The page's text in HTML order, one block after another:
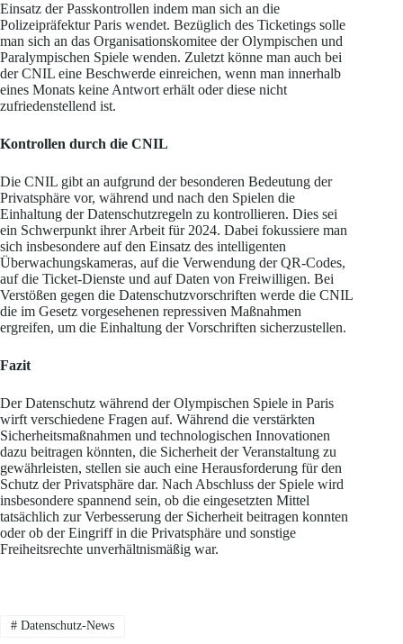
Einsatz der Passkontrollen indem man sich an die
Polizeipräfektur Paris wendet. Bezüglich des Ticketings solle
man sich an das Organisationskomitee der Olympischen und
Paralympischen Spiele wenden. Zuletzt könne man auch bei
der CNIL eine Beschwerde einreichen, wenn man innerhalb
eines Monats keine Antwort erhält oder diese nicht
zufriedenstellend ist.
Kontrollen durch die CNIL
Die CNIL gibt an aufgrund der besonderen Bedeutung der
Privatsphäre vor, während und nach den Spielen die
Einhaltung der Datenschutzregeln zu kontrollieren. Dies sei
ein Schwerpunkt ihrer Arbeit für 2024. Dabei fokussiere man
sich insbesondere auf den Einsatz des intelligenten
Überwachungskameras, auf die Verwendung der QR-Codes,
auf die Ticket-Dienste und auf Daten von Freiwilligen. Bei
Verstößen gegen die Datenschutzvorschriften werde die CNIL
die im Gesetz vorgesehenen repressiven Maßnahmen
ergreifen, um die Einhaltung der Vorschriften sicherzustellen.
Fazit
Der Datenschutz während der Olympischen Spiele in Paris
wirft verschiedene Fragen auf. Während die verstärkten
Sicherheitsmaßnahmen und technologischen Innovationen
dazu beitragen könnten, die Sicherheit der Veranstaltung zu
gewährleisten, stellen sie auch eine Herausforderung für den
Schutz der Privatsphäre dar. Nach Abschluss der Spiele wird
insbesondere spannend sein, ob die eingesetzten Mittel
tatsächlich zur Verbesserung der Sicherheit beitragen konnten
oder ob der Eingriff in die Privatsphäre und sonstige
Freiheitsrechte unverhältnismäßig war.
#Datenschutz-News